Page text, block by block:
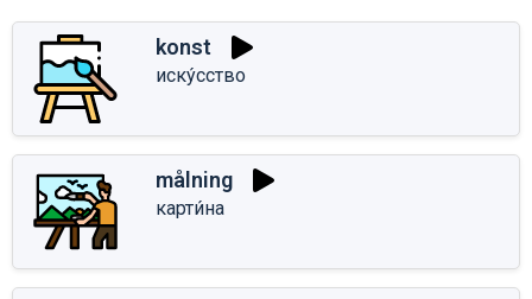
konst
иску́сство
målning
карти́на